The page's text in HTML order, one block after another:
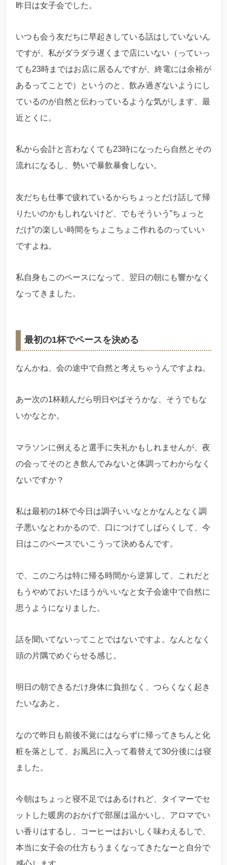
昨日は女子会でした。
いつも会う友だちに早起きしている話はしていないん
ですが、私がダラダラ遅くまで店にいない（っていっ
ても23時まではお店に居るんですが、終電には余裕が
あるってことで）というのと、飲み過ぎないようにし
ているのが自然と伝わっているような気がします、最
近とくに。
私から会計と言わなくても23時になったら自然とその
流れになるし、勢いで暴飲暴食しない。
友だちも仕事で疲れているからちょっとだけ話して帰
りたいのかもしれないけど、でもそういう”ちょっと
だけ”の楽しい時間をちょこちょこ作れるのっていい
ですよね。
私自身もこのペースになって、翌日の朝にも響かなく
なってきました。
最初の1杯でペースを決める
なんかね、会の途中で自然と考えちゃうんですよね。
あー次の1杯頼んだら明日やばそうかな、そうでもな
いかなとか。
マラソンに例えると選手に失礼かもしれませんが、夜
の会ってそのとき飲んでみないと体調ってわからなく
ないですか？
私は最初の1杯で今日は調子いいなとかなんとなく調
子悪いなとわかるので、口につけてしばらくして、今
日はこのペースでいこうって決めるんです。
で、このごろは特に帰る時間から逆算して、これだと
もうやめておいたほうがいいなと女子会途中で自然に
思うようになりました。
話を聞いてないってことではないですよ。なんとなく
頭の片隅でめぐらせる感じ。
明日の朝できるだけ身体に負担なく、つらくなく起き
たいなあと。
なので昨日も前後不覚にはならずに帰ってきちんと化
粧を落として、お風呂に入って着替えて30分後には寝
ました。
今朝はちょっと寝不足ではあるけれど、タイマーでセ
ットした暖房のおかげで部屋は温かいし、アロマでい
い香りはするし、コーヒーはおいしく味わえるしで、
本当に女子会の仕方もうまくなってきたなーと自分で